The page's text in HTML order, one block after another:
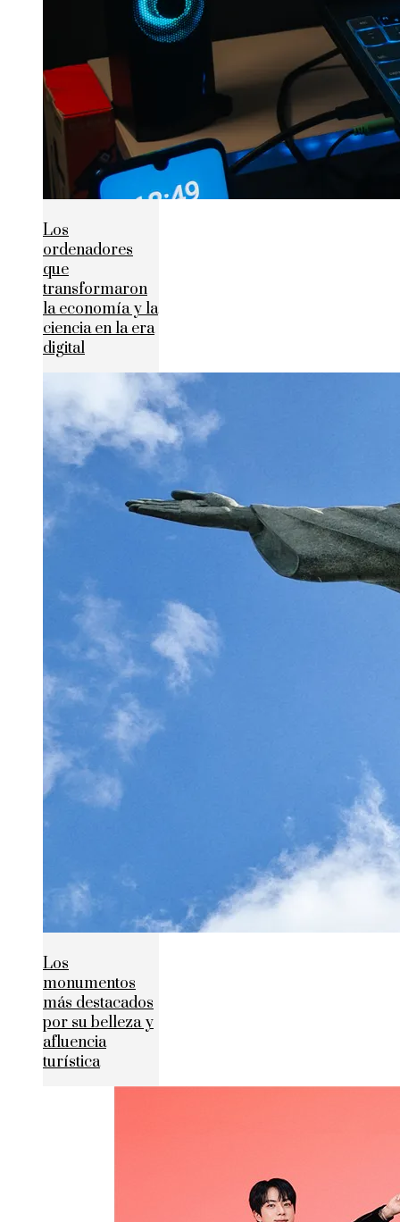
Los
ordenadores
que
transformaron
la economía y la
ciencia en la era
digital
Los
monumentos
más destacados
por su belleza y
afluencia
turística